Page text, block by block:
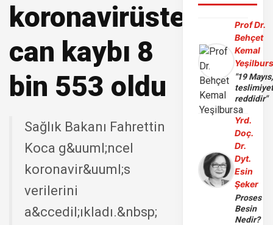
koronavirüsten
can kaybı 8
bin 553 oldu
Sağlık Bakanı Fahrettin
Koca g&uuml;ncel
koronavir&uuml;s
verilerini
a&ccedil;ıkladı.&nbsp;
Prof Dr.
Behçet
Kemal
"19 Mayıs,
reddidir"
Yrd.
Doç.
Dr.
Dyt.
Esin
Şeker
Proses
Besin
Nedir?